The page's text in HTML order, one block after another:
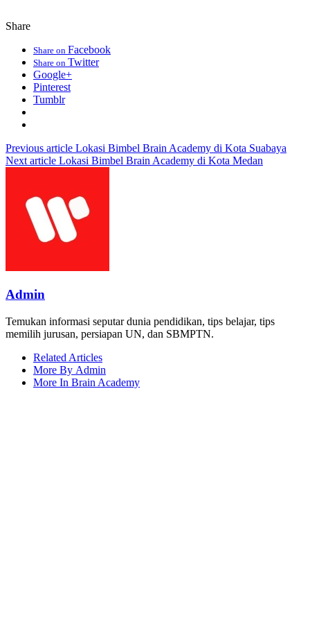
Share
Share on Facebook
Share on Twitter
Google+
Pinterest
Tumblr
Previous article Lokasi Bimbel Brain Academy di Kota Suabaya
Next article Lokasi Bimbel Brain Academy di Kota Medan
Admin
Temukan informasi seputar dunia pendidikan, tips belajar, tips
memilih jurusan, persiapan UN, dan SBMPTN.
Related Articles
More By Admin
More In Brain Academy